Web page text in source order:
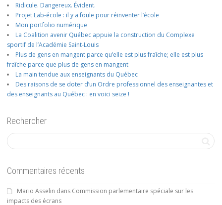
Ridicule. Dangereux. Évident.
Projet Lab-école : il y a foule pour réinventer l’école
Mon portfolio numérique
La Coalition avenir Québec appuie la construction du Complexe
sportif de l’Académie Saint-Louis
Plus de gens en mangent parce qu’elle est plus fraîche; elle est plus
fraîche parce que plus de gens en mangent
La main tendue aux enseignants du Québec
Des raisons de se doter d’un Ordre professionnel des enseignantes et
des enseignants au Québec : en voici seize !
Rechercher
Commentaires récents
Mario Asselin dans Commission parlementaire spéciale sur les
impacts des écrans